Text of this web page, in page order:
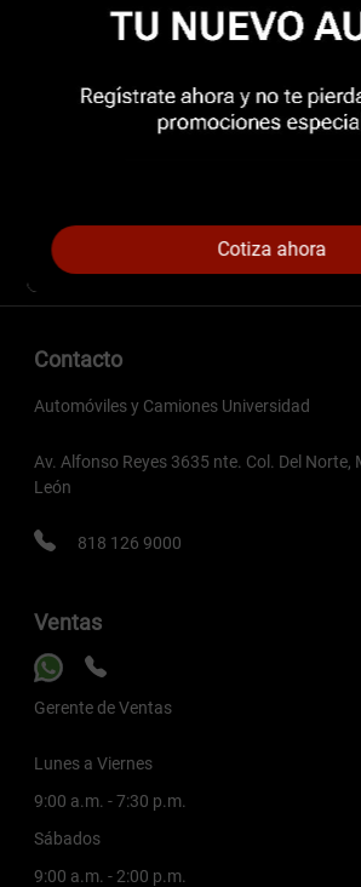
Contacto
Automóviles y Camiones Universidad
Av. Alfonso Reyes 3635 nte. Col. Del Norte,
León
818 126 9000
Ventas
Gerente de Ventas
Lunes a Viernes
9:00 a.m. - 7:30 p.m.
Sábados
9:00 a.m. - 2:00 p.m.
Cotiza ahora